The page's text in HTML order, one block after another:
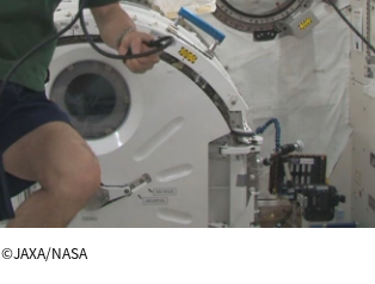
©JAXA/NASA